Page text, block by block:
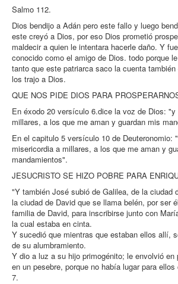
Salmo 112.
Dios bendijo a Adán pero este fallo y luego
este creyó a Dios, por eso Dios prometió
maldecir a quien le intentara hacerle daño. Y
conocido como el amigo de Dios. todo porque
tanto que este patriarca saco la cuenta
los trajo a Dios.
QUE NOS PIDE DIOS PARA
En éxodo 20 versículo 6.dice la voz de Dios:
millares, a los que me aman y guardan mis
En el capitulo 5 versículo 10 de Deuteronomio:
misericordia a millares, a los que me aman y
mandamientos".
JESUCRISTO SE HIZO POBRE PARA
"Y también José subió de Galilea, de la ciudad
la ciudad de David que se llama belén, por ser
familia de David, para inscribirse junto con
la cual estaba en cinta.
Y sucedió que mientras que estaban ellos allí,
de su alumbramiento.
Y dio a luz a su hijo primogénito; le envolvió
en un pesebre, porque no había lugar para
7.